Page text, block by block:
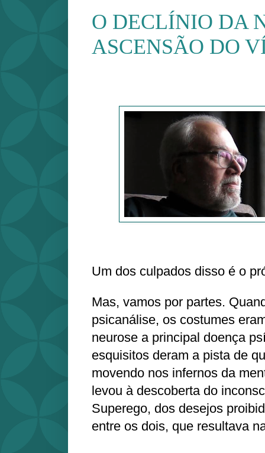
O DECLÍNIO DA
ASCENSÃO DO
Um dos culpados disso é o
Mas, vamos por partes.
psicanálise, os costumes
neurose a principal doença
esquisitos deram a pista de
movendo nos infernos da
levou à descoberta do
Superego, dos desejos
entre os dois, que resultava